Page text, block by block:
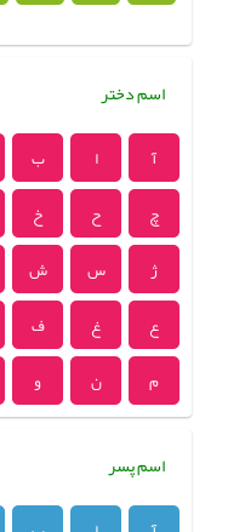
اسم دختر
آ ا ب
چ
ح خ
ژ
س ش
ع
غ ف
م
ن و
اسم پسر